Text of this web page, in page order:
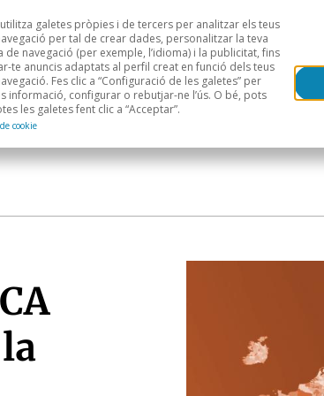
sectorial Àrees geogràfiques
galetes pròpies i de tercers per analitzar els teus
per tal de crear dades, personalitzar la teva
de navegació (per exemple, l’idioma) i la publicitat, fins
te anuncis adaptats al perfil creat en funció dels teus
Fes clic a “Configuració de les galetes” per
informació, configurar o rebutjar-ne l’ús. O bé, pots
les galetes fent clic a “Acceptar”.
cookie